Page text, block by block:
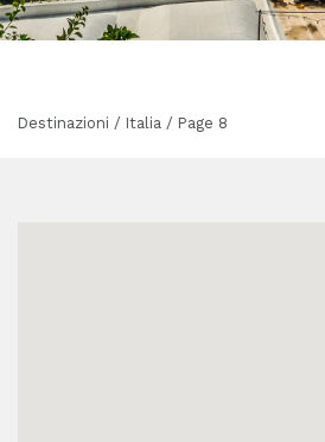
Destinazioni / Italia / Page 8